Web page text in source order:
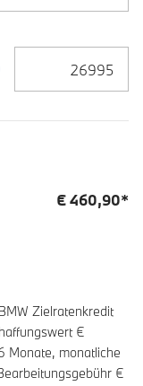
€460,90*
Zielratenkredit
€
Monate, monatliche
€